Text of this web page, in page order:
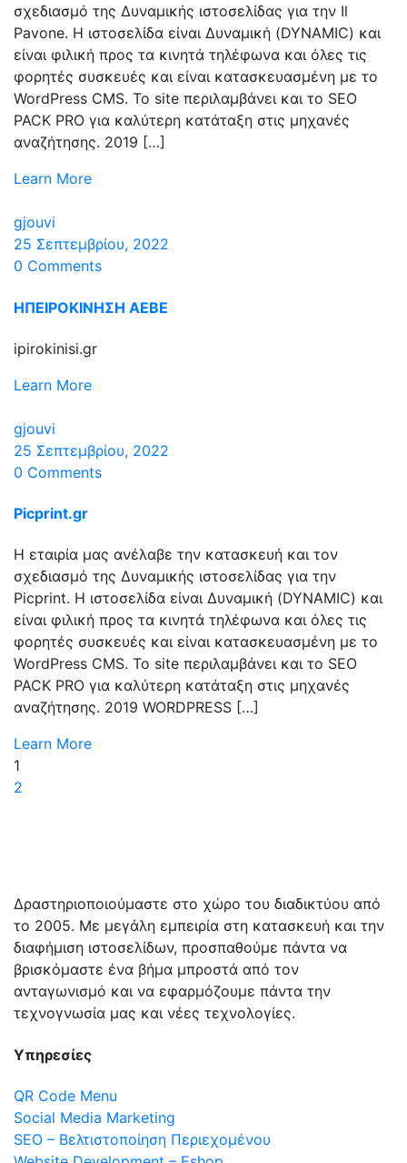
σχεδιασμό της Δυναμικής ιστοσελίδας για την Il
Pavone. Η ιστοσελίδα είναι Δυναμική (DYNAMIC) και
είναι φιλική προς τα κινητά τηλέφωνα και όλες τις
φορητές συσκευές και είναι κατασκευασμένη με το
WordPress CMS. Το site περιλαμβάνει και το SEO
PACK PRO για καλύτερη κατάταξη στις μηχανές
αναζήτησης. 2019 […]
Learn More
gjouvi
25 Σεπτεμβρίου, 2022
0 Comments
ΗΠΕΙΡΟΚΙΝΗΣΗ ΑΕΒΕ
ipirokinisi.gr
Learn More
gjouvi
25 Σεπτεμβρίου, 2022
0 Comments
Picprint.gr
Η εταιρία μας ανέλαβε την κατασκευή και τον
σχεδιασμό της Δυναμικής ιστοσελίδας για την
Picprint. Η ιστοσελίδα είναι Δυναμική (DYNAMIC) και
είναι φιλική προς τα κινητά τηλέφωνα και όλες τις
φορητές συσκευές και είναι κατασκευασμένη με το
WordPress CMS. Το site περιλαμβάνει και το SEO
PACK PRO για καλύτερη κατάταξη στις μηχανές
αναζήτησης. 2019 WORDPRESS […]
Learn More
1
2
Δραστηριοποιούμαστε στο χώρο του διαδικτύου από
το 2005. Με μεγάλη εμπειρία στη κατασκευή και την
διαφήμιση ιστοσελίδων, προσπαθούμε πάντα να
βρισκόμαστε ένα βήμα μπροστά από τον
ανταγωνισμό και να εφαρμόζουμε πάντα την
τεχνογνωσία μας και νέες τεχνολογίες.
Υπηρεσίες
QR Code Menu
Social Media Marketing
SEO – Βελτιστοποίηση Περιεχομένου